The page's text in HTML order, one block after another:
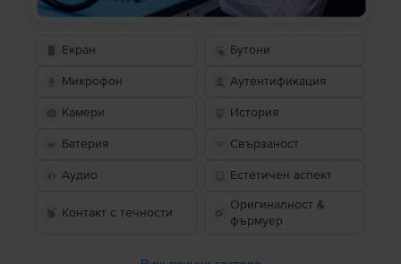
Екран Бутони
Микрофон Аутентификация
Камери История
Батерия Свързаност
Аудио Естетичен аспект
Контакт с течности
Оригиналност &
фърмуер